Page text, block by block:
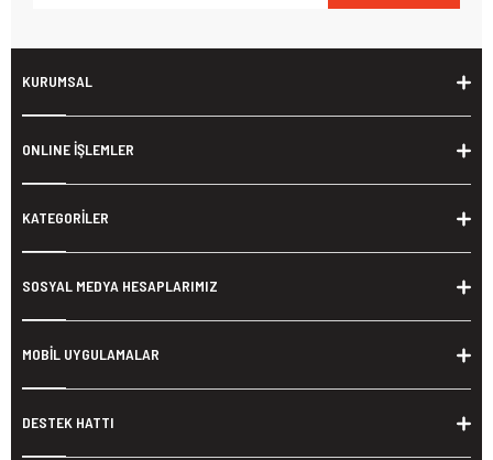
KURUMSAL
ONLINE İŞLEMLER
KATEGORİLER
SOSYAL MEDYA HESAPLARIMIZ
MOBİL UYGULAMALAR
DESTEK HATTI